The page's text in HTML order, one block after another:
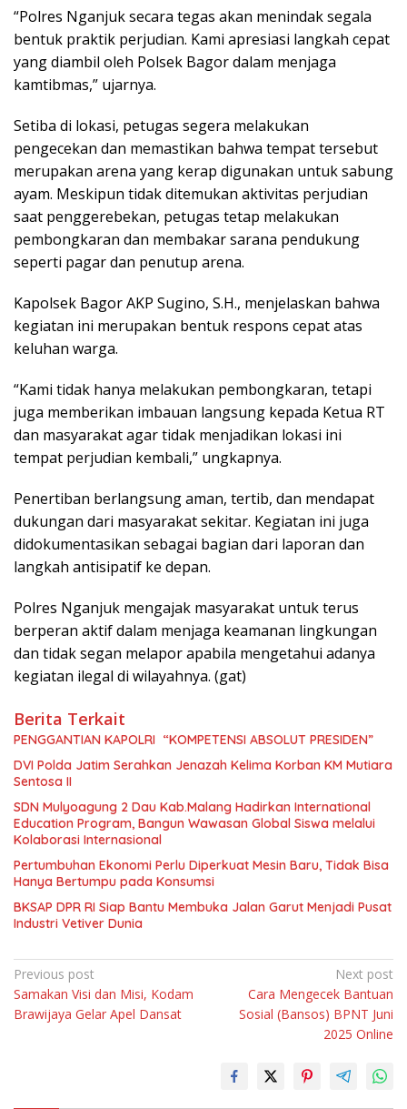
“Polres Nganjuk secara tegas akan menindak segala
bentuk praktik perjudian. Kami apresiasi langkah cepat
yang diambil oleh Polsek Bagor dalam menjaga
kamtibmas,” ujarnya.
Setiba di lokasi, petugas segera melakukan
pengecekan dan memastikan bahwa tempat tersebut
merupakan arena yang kerap digunakan untuk sabung
ayam. Meskipun tidak ditemukan aktivitas perjudian
saat penggerebekan, petugas tetap melakukan
pembongkaran dan membakar sarana pendukung
seperti pagar dan penutup arena.
Kapolsek Bagor AKP Sugino, S.H., menjelaskan bahwa
kegiatan ini merupakan bentuk respons cepat atas
keluhan warga.
“Kami tidak hanya melakukan pembongkaran, tetapi
juga memberikan imbauan langsung kepada Ketua RT
dan masyarakat agar tidak menjadikan lokasi ini
tempat perjudian kembali,” ungkapnya.
Penertiban berlangsung aman, tertib, dan mendapat
dukungan dari masyarakat sekitar. Kegiatan ini juga
didokumentasikan sebagai bagian dari laporan dan
langkah antisipatif ke depan.
Polres Nganjuk mengajak masyarakat untuk terus
berperan aktif dalam menjaga keamanan lingkungan
dan tidak segan melapor apabila mengetahui adanya
kegiatan ilegal di wilayahnya. (gat)
Berita Terkait
PENGGANTIAN KAPOLRI “KOMPETENSI ABSOLUT PRESIDEN”
DVI Polda Jatim Serahkan Jenazah Kelima Korban KM Mutiara
Sentosa II
SDN Mulyoagung 2 Dau Kab.Malang Hadirkan International
Education Program, Bangun Wawasan Global Siswa melalui
Kolaborasi Internasional
Pertumbuhan Ekonomi Perlu Diperkuat Mesin Baru, Tidak Bisa
Hanya Bertumpu pada Konsumsi
BKSAP DPR RI Siap Bantu Membuka Jalan Garut Menjadi Pusat
Industri Vetiver Dunia
Navigasi
pos
Previous post
Samakan Visi dan Misi, Kodam
Brawijaya Gelar Apel Dansat
Next post
Cara Mengecek Bantuan
Sosial (Bansos) BPNT Juni
2025 Online